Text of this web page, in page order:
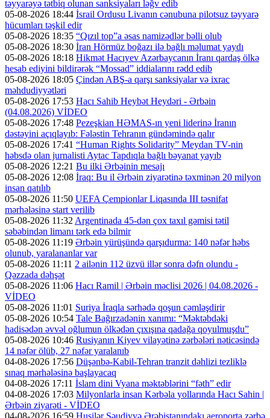
təyyarəyə tətbiq olunan sanksiyaları ləğv edib
05-08-2026 18:44 İsrail Ordusu Livanın cənubuna pilotsuz təyyarə
hücumları təşkil edir
05-08-2026 18:35 “Qızıl top”a əsas namizədlər bəlli olub
05-08-2026 18:30 İran Hörmüz boğazı ilə bağlı məlumat yaydı
05-08-2026 18:18 Hikmət Hacıyev Azərbaycanın İranı qardaş ölkə
hesab ediyini bildirərək “Mossad” iddialarını rədd edib
05-08-2026 18:05 Çindən ABŞ-a qarşı sanksiyalar və ixrac
məhdudiyyətləri
05-08-2026 17:53 Hacı Sahib Heybət Heydəri - Ərbəin
(04.08.2026) VİDEO
05-08-2026 17:48 Pezeşkian HƏMAS-ın yeni liderinə İranın
dəstəyini açıqlayıb: Fələstin Tehranın gündəmində qalır
05-08-2026 17:41 “Human Rights Solidarity” Meydan TV-nin
həbsdə olan jurnalisti Aytac Tapdıqla bağlı bəyanat yayıb
05-08-2026 12:21 Bu ilki Ərbəinin mesajı
05-08-2026 12:08 İraq: Bu il Ərbəin ziyarətinə təxminən 20 milyon
insan qatılıb
05-08-2026 11:50 UEFA Çempionlar Liqasında III təsnifat
mərhələsinə start verilib
05-08-2026 11:32 Argentinada 45-dən çox taxıl gəmisi tətil
səbəbindən limanı tərk edə bilmir
05-08-2026 11:19 Ərbəin yürüşündə qarşıdurma: 140 nəfər həbs
olunub, yaralananlar var
05-08-2026 11:11 2 ailənin 112 üzvü illər sonra dəfn olundu -
Qəzzada dəhşət
05-08-2026 11:06 Hacı Ramil | Ərbəin məclisi 2026 | 04.08.2026 -
VİDEO
05-08-2026 11:01 Suriya İraqla sərhədə qoşun cəmləşdirir
05-08-2026 10:54 Tale Bağırzadənin xanımı: “Məktəbdəki
hadisədən əvvəl oğlumun ölkədən çıxışına qadağa qoyulmuşdu”
05-08-2026 10:46 Rusiyanın Kiyev vilayətinə zərbələri nəticəsində
14 nəfər ölüb, 27 nəfər yaralanıb
04-08-2026 17:56 Düşənbə-Kabil-Tehran tranzit dəhlizi tezliklə
sınaq mərhələsinə başlayacaq
04-08-2026 17:11 İslam dini Vyana məktəblərini “fəth” edir
04-08-2026 17:03 Milyonlarla insan Kərbəla yollarında Hacı Sahin |
Ərbəin ziyarəti - VİDEO